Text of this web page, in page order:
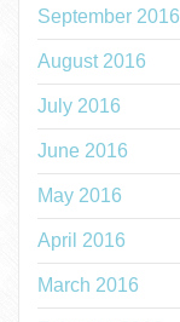
September 2016
August 2016
July 2016
June 2016
May 2016
April 2016
March 2016